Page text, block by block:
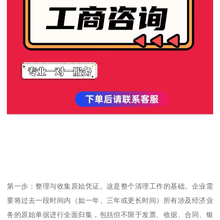
第一步：整理与收集原始凭证。这是整个清理工作的基础。企业需
要将过去一段时间内（如一年、三年或更长时间）所有涉及经济业
务的原始单据进行全面归集，包括但不限于发票、收据、合同、银